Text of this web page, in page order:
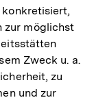
zur möglichst
Zweck u. a.
zu
und zur